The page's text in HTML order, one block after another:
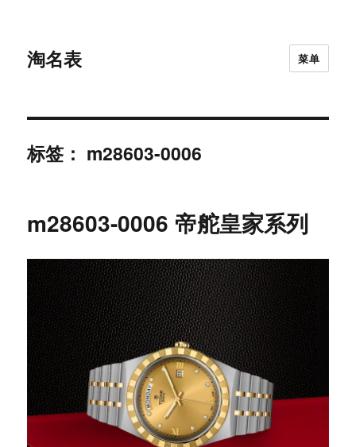
淘名表 菜单
标签： m28603-0006
m28603-0006 帝舵皇家系列